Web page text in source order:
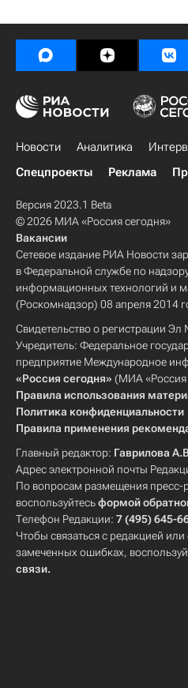
Новости Аналитика
Спецпроекты
Реклама
Версия 2023.1 Beta
© 2026 МИА «Россия сегодня»
Вакансии
Сетевое издание РИА Новости
в Федеральной службе по
информационных технологий и
(Роскомнадзор) 08 апреля 2014
Свидетельство о регистрации
Учредитель: Федеральное
предприятие Международное
«Россия сегодня» (МИА «Россия
Правила использования
Политика конфиденциальности
Правила применения
Главный редактор: Гаврилова
Адрес электронной почты
По вопросам размещения пресс-
воспользуйтесьформой
Телефон Редакции: 7 (495) 645-
Чтобы связаться с редакцией
замеченных ошибках,
связи.